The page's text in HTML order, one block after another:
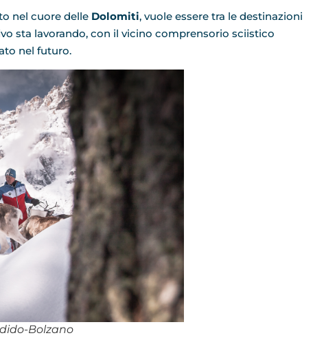
nel cuore delle Dolomiti, vuole essere tra le destinazioni
sta lavorando, con il vicino comprensorio sciistico
nel futuro.
Bolzano